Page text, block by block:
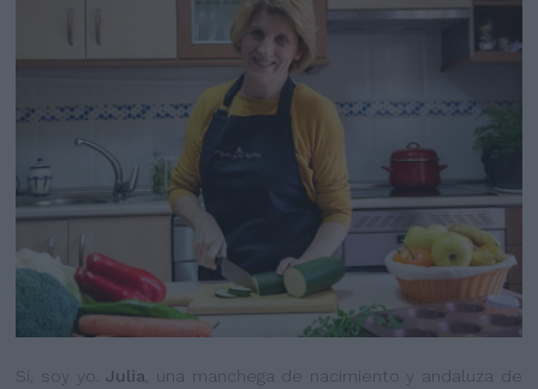
Sí, soy yo.Julia, una manchega de nacimiento y andaluza de